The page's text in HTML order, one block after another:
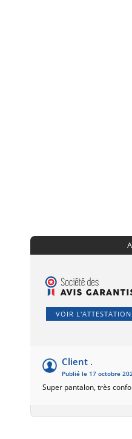
VOIR L'ATTESTATION
Client .
Publié le 17 octobre
Super pantalon, très